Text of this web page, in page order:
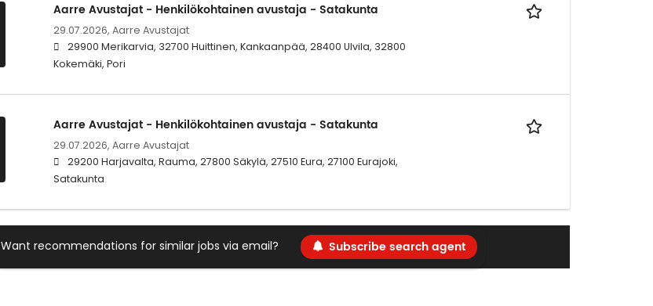
Aarre Avustajat - Henkilökohtainen avustaja - Satakunta
29.07.2026, Aarre Avustajat
29900 Merikarvia, 32700 Huittinen, Kankaanpää, 28400 Ulvila, 32800
Kokemäki, Pori
Aarre Avustajat - Henkilökohtainen avustaja - Satakunta
29.07.2026, Aarre Avustajat
29200 Harjavalta, Rauma, 27800 Säkylä, 27510 Eura, 27100 Eurajoki,
Satakunta
Want recommendations for similar jobs via email? Subscribe search agent